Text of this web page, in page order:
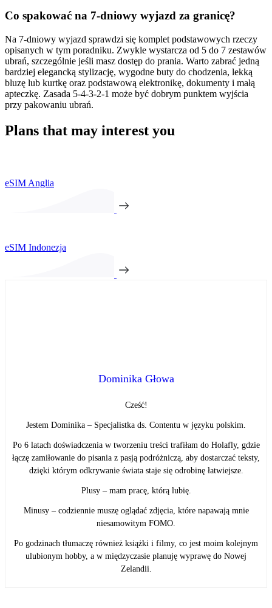
Co spakować na 7-dniowy wyjazd za granicę?
Na 7-dniowy wyjazd sprawdzi się komplet podstawowych rzeczy
opisanych w tym poradniku. Zwykle wystarcza od 5 do 7 zestawów
ubrań, szczególnie jeśli masz dostęp do prania. Warto zabrać jedną
bardziej elegancką stylizację, wygodne buty do chodzenia, lekką
bluzę lub kurtkę oraz podstawową elektronikę, dokumenty i małą
apteczkę. Zasada 5-4-3-2-1 może być dobrym punktem wyjścia
przy pakowaniu ubrań.
Plans that may interest you
eSIM Anglia
eSIM Indonezja
Dominika Głowa
Cześć!
Jestem Dominika – Specjalistka ds. Contentu w języku polskim.
Po 6 latach doświadczenia w tworzeniu treści trafiłam do Holafly, gdzie
łączę zamiłowanie do pisania z pasją podróżniczą, aby dostarczać teksty,
dzięki którym odkrywanie świata staje się odrobinę łatwiejsze.
Plusy – mam pracę, którą lubię.
Minusy – codziennie muszę oglądać zdjęcia, które napawają mnie
niesamowitym FOMO.
Po godzinach tłumaczę również książki i filmy, co jest moim kolejnym
ulubionym hobby, a w międzyczasie planuję wyprawę do Nowej
Zelandii.